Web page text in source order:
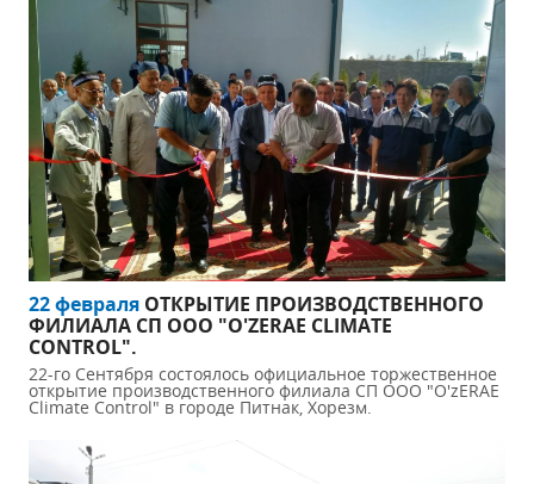
22 февраля ОТКРЫТИЕ ПРОИЗВОДСТВЕННОГО
ФИЛИАЛА СП ООО "O'ZERAE CLIMATE
CONTROL".
22-го Сентября состоялось официальное торжественное
открытие производственного филиала СП ООО "O'zERAE
Climate Control" в городе Питнак, Хорезм.